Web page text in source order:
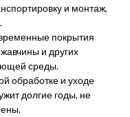
и монтаж,
покрытия
и других
среды.
обработке и уходе
долгие годы, не